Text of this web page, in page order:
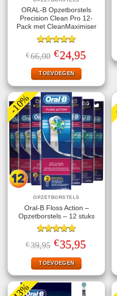
ORAL-B Opzetborstels
Precision Clean Pro 12-
Pack met CleanMaximiser
Gewaardeerd
5.00uit 5
€66,00 Oorspronkelijke
prijs
was:
€66,00.
€24,95prijs
TOEVOEGEN
-10%
OPZETBORSTELS
Oral-B Floss Action –
Opzetborstels – 12 stuks
Gewaardeerd
5.00uit 5
€39,95 Oorspronkelijke
prijs
was:
€39,95.
€35,95prijs
TOEVOEGEN